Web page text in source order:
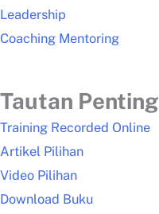
Leadership
Coaching Mentoring
Tautan Penting
Training Recorded Online
Artikel Pilihan
Video Pilihan
Download Buku